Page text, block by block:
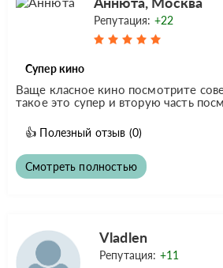
Репутация: +22
Супер кино
Ваще класное кино посмотрите
такое это супер и вторую часть
👍 Полезный отзыв (0)
Смотреть полностью
Vladlen
Репутация: +11